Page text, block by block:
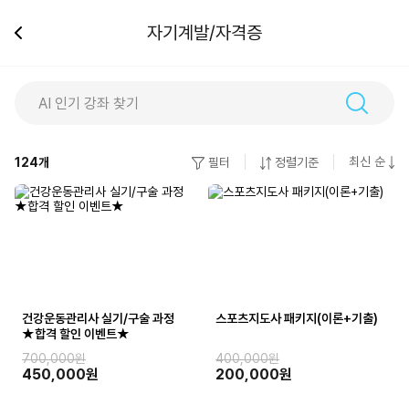
자기계발/자격증
124개 필터 정렬기준 최신 순
건강운동관리사 실기/구술 과정
★합격 할인 이벤트★
700,000원
450,000원
스포츠지도사 패키지(이론+기출)
400,000원
200,000원